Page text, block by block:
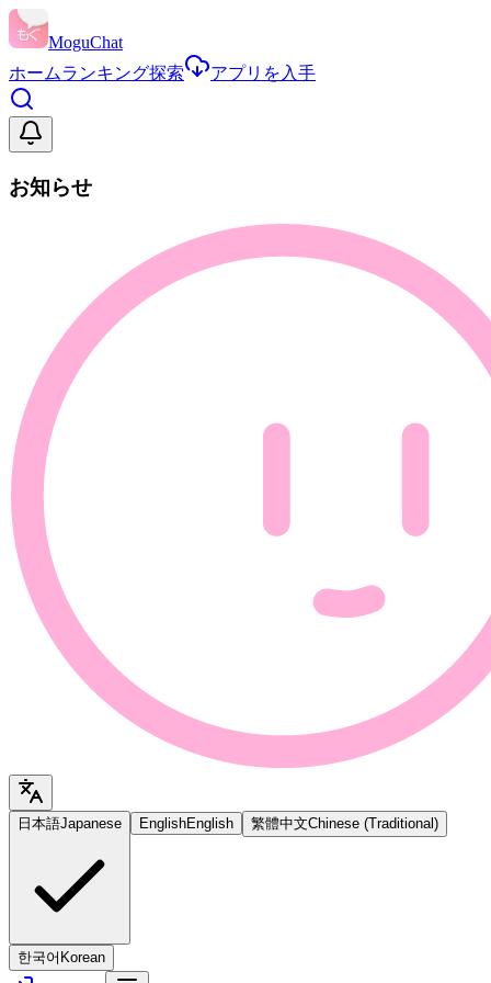
MoguChat
ホームランキング探索 アプリを入手
お知らせ
日本語Japanese EnglishEnglish 繁體中文Chinese (Traditional)
한국어 Korean